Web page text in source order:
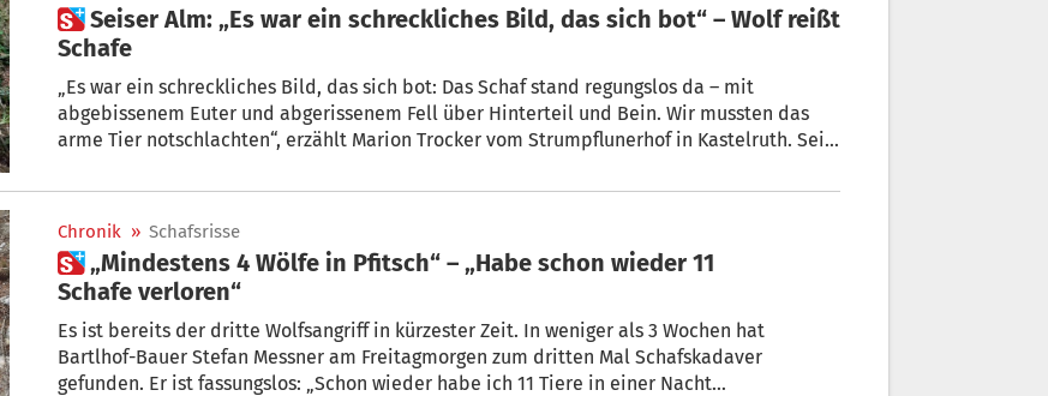
 Seiser Alm: „Es war ein schreckliches Bild, das sich bot“ – Wolf reißt
Schafe
„Es war ein schreckliches Bild, das sich bot: Das Schaf stand regungslos da – mit
abgebissenem Euter und abgerissenem Fell über Hinterteil und Bein. Wir mussten das
arme Tier notschlachten“, erzählt Marion Trocker vom Strumpflunerhof in Kastelruth. Seit
Tiere sind tot, 18 unauffindbar.
Chronik » Schafsrisse
 „Mindestens 4 Wölfe in Pfitsch“ – „Habe schon wieder 11
Schafe verloren“
Es ist bereits der dritte Wolfsangriff in kürzester Zeit. In weniger als 3 Wochen hat
Bartlhof-Bauer Stefan Messner am Freitagmorgen zum dritten Mal Schafskadaver
gefunden. Er ist fassungslos: „Schon wieder habe ich 11 Tiere in einer Nacht